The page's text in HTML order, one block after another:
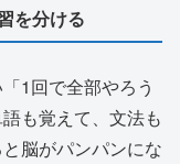
を分ける
1回で全部やろう
も覚えて、文法も
脳がパンパンにな